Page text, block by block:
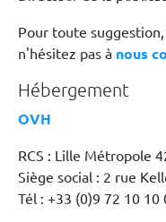
Pour toute
n'hésitez pas à nous
Hébergement
OVH
RCS : Lille Métropole
Siège social : 2 rue
Tél : +33 (0)9 72 10 10